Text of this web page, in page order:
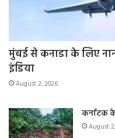
मुंबई से कनाडा के लिए
इंडिया
August 2, 2026
कर्नाटक
August